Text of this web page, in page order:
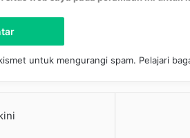
untuk mengurangi spam. Pelajari